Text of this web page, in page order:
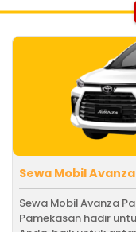
Sewa Mobil
Sewa Mobil Avanza
Pamekasan hadir